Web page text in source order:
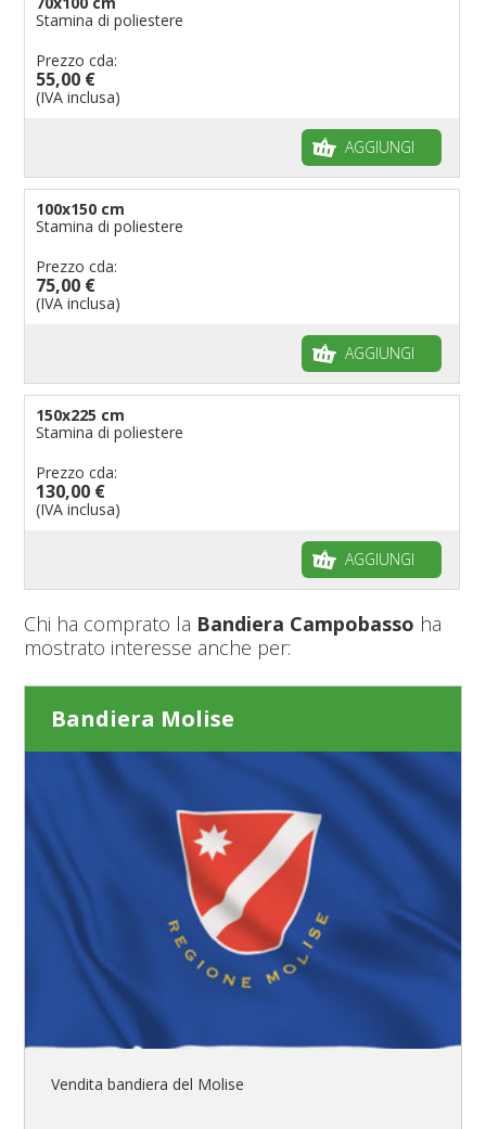
Stamina di poliestere
Prezzo cda:
55,00 €
(IVA inclusa)
AGGIUNGI
100x150 cm
Stamina di poliestere
Prezzo cda:
75,00 €
(IVA inclusa)
AGGIUNGI
150x225 cm
Stamina di poliestere
Prezzo cda:
130,00 €
(IVA inclusa)
AGGIUNGI
Chi ha comprato la Bandiera Campobasso ha
mostrato interesse anche per:
Bandiera Molise
Vendita bandiera del Molise